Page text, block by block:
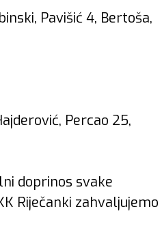
Pavišić 4, Bertoša,
Percao 25,
doprinos svake
Riječanki zahvaljujemo